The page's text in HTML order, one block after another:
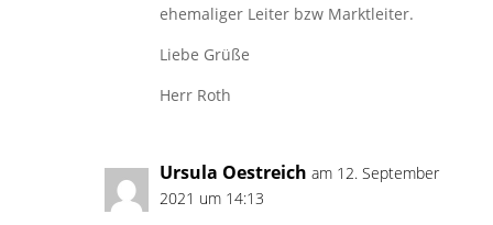
ehemaliger Leiter bzw Marktleiter.
Liebe Grüße
Herr Roth
Ursula Oestreich am 12. September
2021 um 14:13